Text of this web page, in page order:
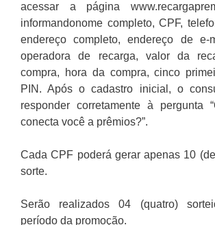
acessar a página
informandonome completo, CPF,
endereço completo, endereço de e-
operadora de recarga, valor da
compra, hora da compra, cinco
PIN. Após o cadastro inicial, o
responder corretamente à pergunta
conecta você a prêmios?”.
Cada CPF poderá gerar apenas 10
sorte.
Serão realizados 04 (quatro)
período da promoção.